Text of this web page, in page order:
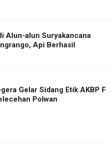
Alun-alun Suryakancana
Api Berhasil
Gelar Sidang Etik AKBP F
Polwan